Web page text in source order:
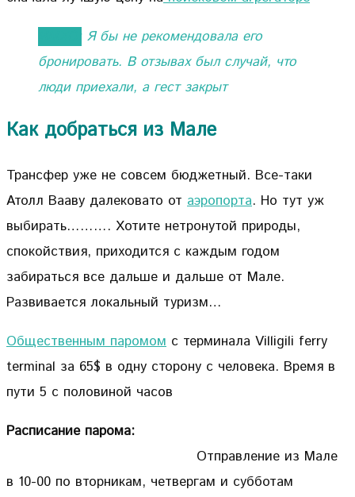
Я бы не рекомендовала его
бронировать. В отзывах был случай, что
люди приехали, а гест закрыт
Как добраться из Мале
Трансфер уже не совсем бюджетный. Все-таки
Атолл Вааву далековато от аэропорта. Но тут уж
выбирать………. Хотите нетронутой природы,
спокойствия, приходится с каждым годом
забираться все дальше и дальше от Мале.
Развивается локальный туризм…
Общественным паромом с терминала Villigili ferry
terminal за 65$ в одну сторону с человека. Время в
пути 5 с половиной часов
Расписание парома:
Отправление из Мале
в 10-00 по вторникам, четвергам и субботам